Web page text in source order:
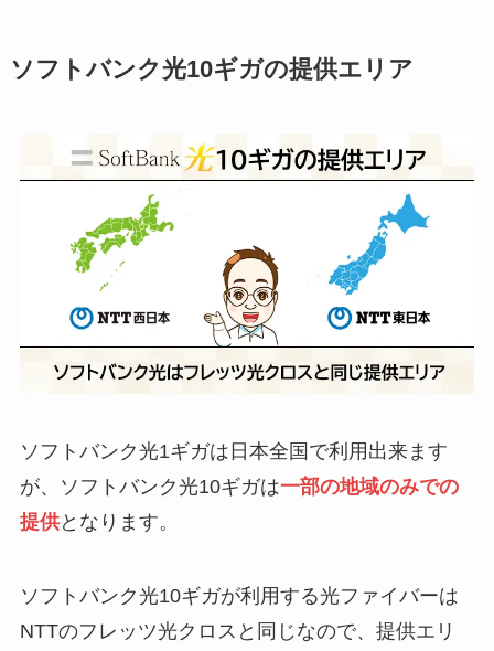
ソフトバンク光10ギガの提供エリア
ソフトバンク光1ギガは日本全国で利用出来ます
が、ソフトバンク光10ギガは一部の地域のみでの
提供となります。
ソフトバンク光10ギガが利用する光ファイバーは
NTTのフレッツ光クロスと同じなので、提供エリ